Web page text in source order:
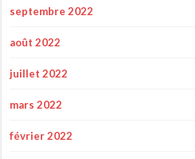
septembre 2022
août 2022
juillet 2022
mars 2022
février 2022